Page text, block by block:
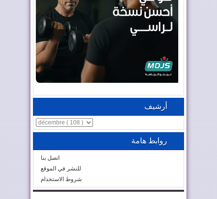
أرشيف
روابط هامة
اتصل بنا
للنشر في الموقع
شروط الاستخدام